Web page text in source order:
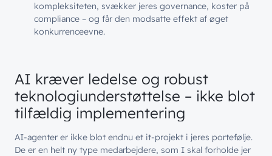
kompleksiteten, svækker jeres governance, koster på
compliance – og får den modsatte effekt af øget
konkurrenceevne.
AI kræver ledelse og robust
teknologiunderstøttelse – ikke blot
tilfældig implementering
AI-agenter er ikke blot endnu et it-projekt i jeres portefølje.
De er en helt ny type medarbejdere, som I skal forholde jer